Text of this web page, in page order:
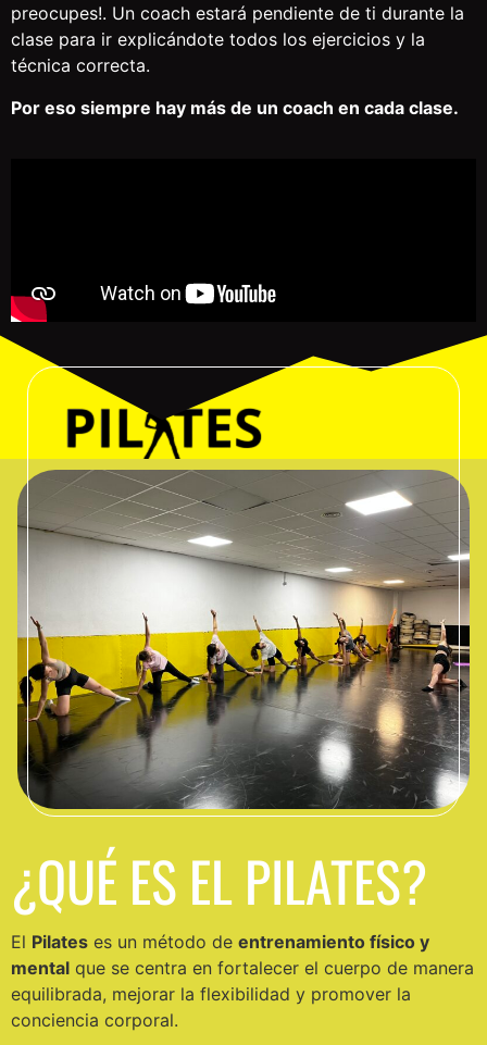
preocupes!. Un coach estará pendiente de ti durante la
clase para ir explicándote todos los ejercicios y la
técnica correcta.
Por eso siempre hay más de un coach en cada clase.
¿QUÉ ES EL PILATES?
El Pilates es un método de entrenamiento físico y
mental que se centra en fortalecer el cuerpo de manera
equilibrada, mejorar la flexibilidad y promover la
conciencia corporal.